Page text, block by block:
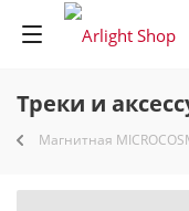
Треки и
Магнитная